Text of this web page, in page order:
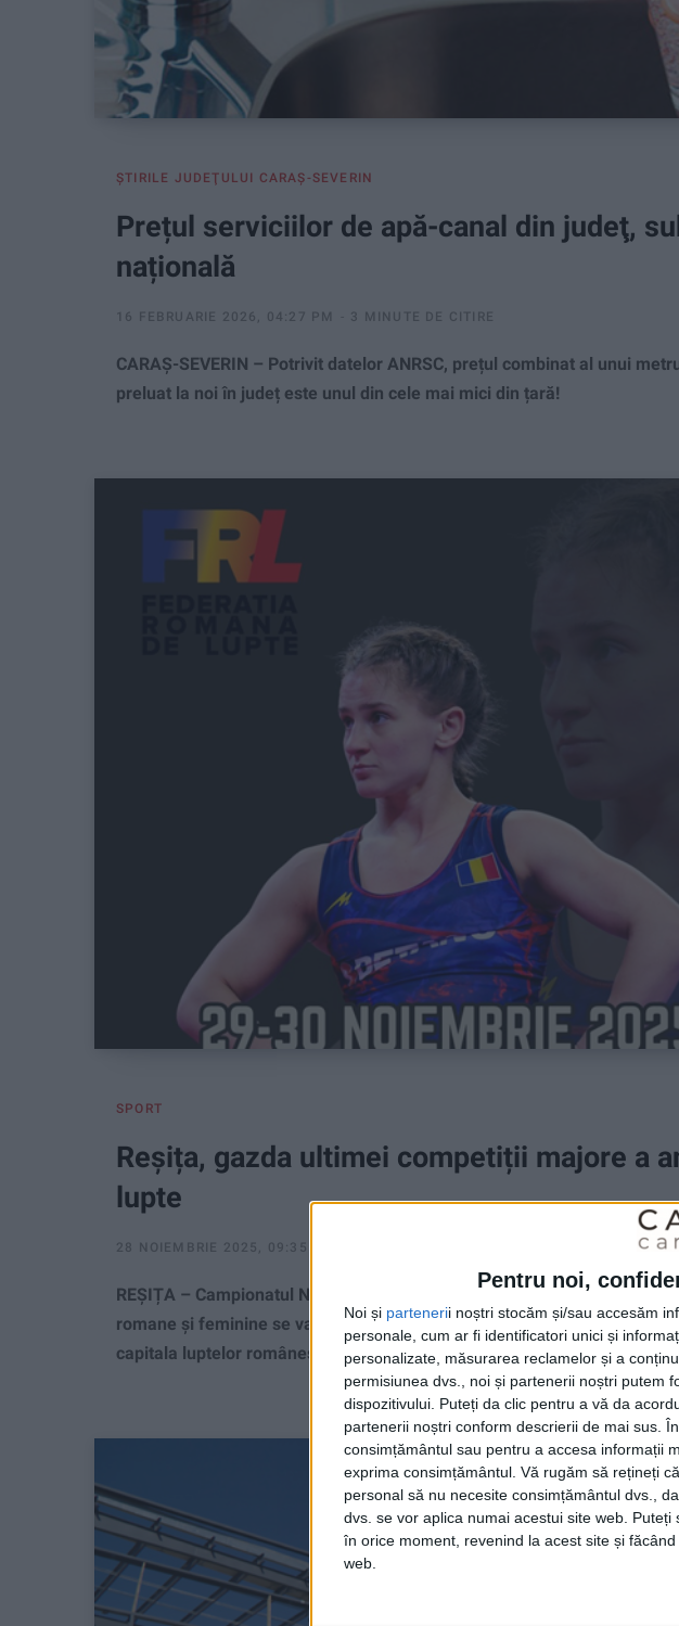
Pentru noi,
Noi și partenerii noștri stocăm și/sau accesăm
personale, cum ar fi identificatori unici și
personalizate, măsurarea reclamelor și a
permisiunea dvs., noi și partenerii noștri putem
dispozitivului. Puteți da clic pentru a vă da
partenerii noștri conform descrierii de mai sus.
consimțământul sau pentru a accesa informații
exprima consimțământul. Vă rugăm să rețineți
personal să nu necesite consimțământul dvs.,
dvs. se vor aplica numai acestui site web.
în orice moment, revenind la acest site și
web.
ŞTIRILE JUDEŢULUI CARAŞ-SEVERIN
Prețul serviciilor de apă-canal din judeţ,
națională
16 FEBRUARIE 2026, 04:27 PM 3 MINUTE DE CITIRE
CARAȘ-SEVERIN – Potrivit datelor ANRSC, prețul combinat al unui
preluat la noi în județ este unul din cele mai mici din țară!
SPORT
Reșița, gazda ultimei competiții majore a
lupte
28 NOIEMBRIE 2025, 09:35 AM
REȘIȚA – Campionatul Național Individual Seniori/Campionatul pe
romane și feminine se va desfășura la finalul acestei săptămâni, la
capitala luptelor românești!